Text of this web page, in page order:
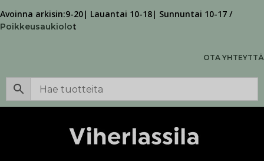
Avoinna arkisin:9-20| Lauantai 10-18| Sunnuntai 10-17 /
Poikkeusaukiolot
OTA YHTEYTTÄ